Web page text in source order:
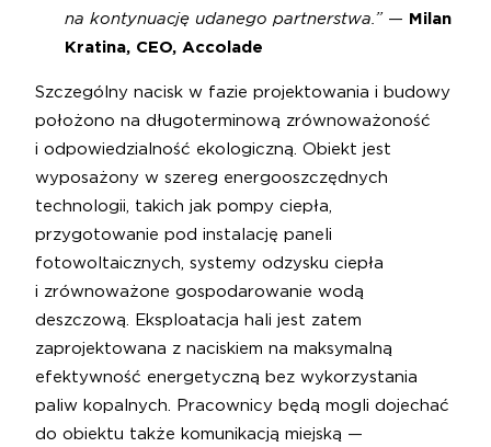
na kontynuację udanego partnerstwa.”— Milan
Kratina, CEO, Accolade
Szczególny nacisk w fazie projektowania i budowy
położono na długoterminową zrównoważoność
i odpowiedzialność ekologiczną. Obiekt jest
wyposażony w szereg energooszczędnych
technologii, takich jak pompy ciepła,
przygotowanie pod instalację paneli
fotowoltaicznych, systemy odzysku ciepła
i zrównoważone gospodarowanie wodą
deszczową. Eksploatacja hali jest zatem
zaprojektowana z naciskiem na maksymalną
efektywność energetyczną bez wykorzystania
paliw kopalnych. Pracownicy będą mogli dojechać
do obiektu także komunikacją miejską —